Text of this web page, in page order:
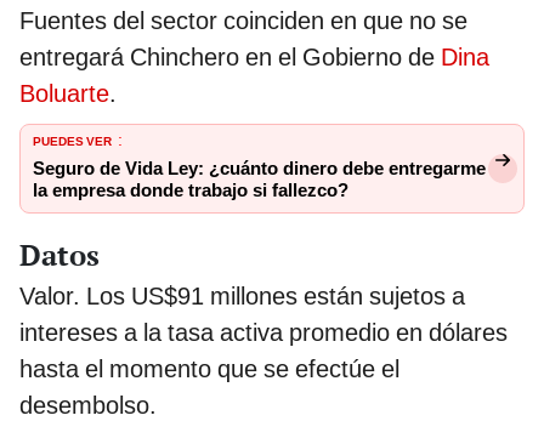
Fuentes del sector coinciden en que no se
entregará Chinchero en el Gobierno de Dina
Boluarte.
PUEDES VER :
Seguro de Vida Ley: ¿cuánto dinero debe entregarme
la empresa donde trabajo si fallezco?
Datos
Valor. Los US$91 millones están sujetos a
intereses a la tasa activa promedio en dólares
hasta el momento que se efectúe el
desembolso.